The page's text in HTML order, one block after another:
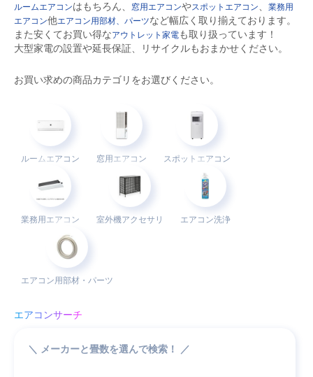
ルームエアコンはもちろん、 窓用エアコンやスポットエアコン、 業務用
エアコン他エアコン用部材、パーツなど幅広く取り揃えております。
また安くてお買い得なアウトレット家電も取り扱っています！
大型家電の設置や延長保証、リサイクルもおまかせください。
お買い求めの商品カテゴリをお選びください。
ルームエアコン 窓用 エアコン スポット エアコン
業務用 エアコン 室外機アクセサリ エアコン洗浄
エアコン用部材・パーツ
エアコンサーチ
＼ メーカーと畳数を選んで検索！ ／